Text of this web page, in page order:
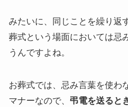
みたいに、同じことを繰り返
葬式という場面においては忌
うんですよね。
お葬式では、忌み言葉を使わ
マナーなので、 弔電を送ると